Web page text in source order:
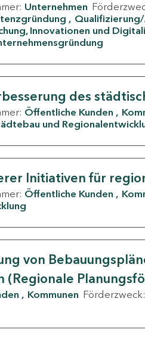
Unternehmen
Innovationen und
des
Öffentliche Kunden
und
Initiativen für
Öffentliche Kunden
von
(Regionale
Kommunen Förderzweck: